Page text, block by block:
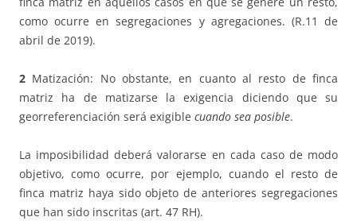
como ocurre en segregaciones y agregaciones. (R.11 de
abril de 2019).
2 Matización: No obstante, en cuanto al resto de finca
matriz ha de matizarse la exigencia diciendo que su
georreferenciación será exigible cuando sea posible.
La imposibilidad deberá valorarse en cada caso de modo
objetivo, como ocurre, por ejemplo, cuando el resto de
finca matriz haya sido objeto de anteriores segregaciones
que han sido inscritas (art. 47 RH).